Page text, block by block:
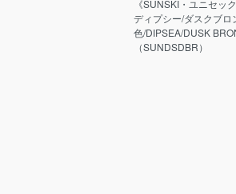
《SUNSKI・ユニセック
ディプシー/ダスクブロ
色/DIPSEA/DUSK
（SUNDSDBR）